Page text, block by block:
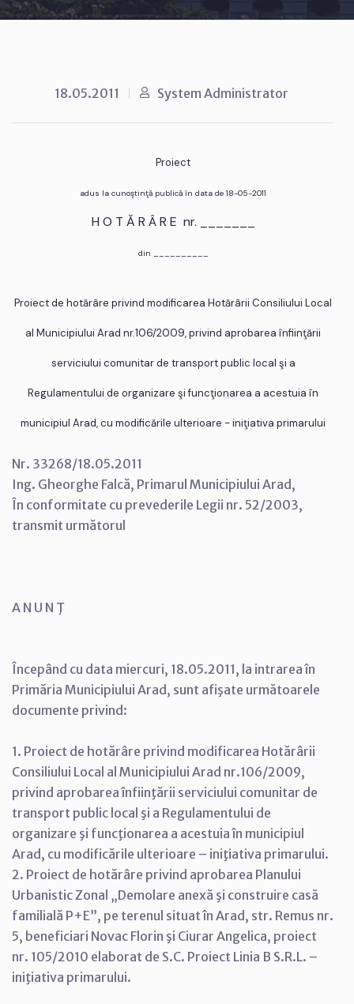
18.05.2011 System Administrator
Proiect
adus la cunoştinţă publică în data de 18-05-2011
H O T Ă R Â R E nr. _______
din __________
Proiect de hotărâre privind modificarea Hotărârii Consiliului Local
al Municipiului Arad nr.106/2009, privind aprobarea înfiinţării
serviciului comunitar de transport public local şi a
Regulamentului de organizare şi funcţionarea a acestuia în
municipiul Arad, cu modificările ulterioare - iniţiativa primarului
Nr. 33268/18.05.2011
Ing. Gheorghe Falcă, Primarul Municipiului Arad,
În conformitate cu prevederile Legii nr. 52/2003,
transmit următorul
A N U N Ţ
Începând cu data miercuri, 18.05.2011, la intrarea în
Primăria Municipiului Arad, sunt afişate următoarele
documente privind:
1. Proiect de hotărâre privind modificarea Hotărârii
Consiliului Local al Municipiului Arad nr.106/2009,
privind aprobarea înfiinţării serviciului comunitar de
transport public local şi a Regulamentului de
organizare şi funcţionarea a acestuia în municipiul
Arad, cu modificările ulterioare – iniţiativa primarului.
2. Proiect de hotărâre privind aprobarea Planului
Urbanistic Zonal „Demolare anexă şi construire casă
familială P+E”, pe terenul situat în Arad, str. Remus nr.
5, beneficiari Novac Florin şi Ciurar Angelica, proiect
nr. 105/2010 elaborat de S.C. Proiect Linia B S.R.L. –
iniţiativa primarului.